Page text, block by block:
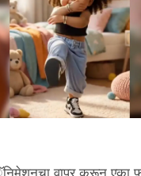
वापर करून एका